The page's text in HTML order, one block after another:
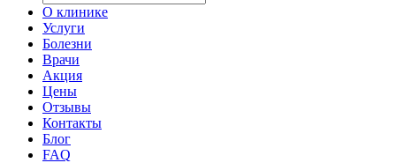
О клинике
Услуги
Болезни
Врачи
Акция
Цены
Отзывы
Контакты
Блог
FAQ